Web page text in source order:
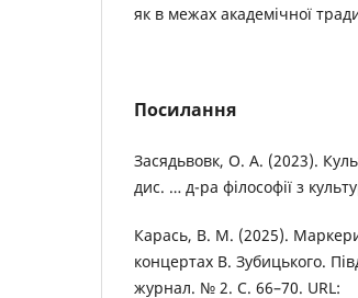
як в межах академічної
Посилання
Засядьвовк, О. А. (2023).
дис. … д-ра філософії з
Карась, В. М. (2025). Маркери
концертах В. Зубицького.
журнал. № 2. С. 66–70. URL: